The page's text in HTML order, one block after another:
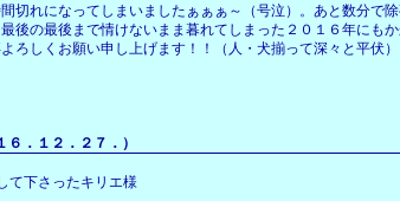
れになってしまいましたぁぁぁ～（号泣）。あと数分で
後の最後まで情けないまま暮れてしまった２０１６年に
ろしくお願い申し上げます！！（人・犬揃って深々と平伏）
１２．２７．）
て下さったキリエ様